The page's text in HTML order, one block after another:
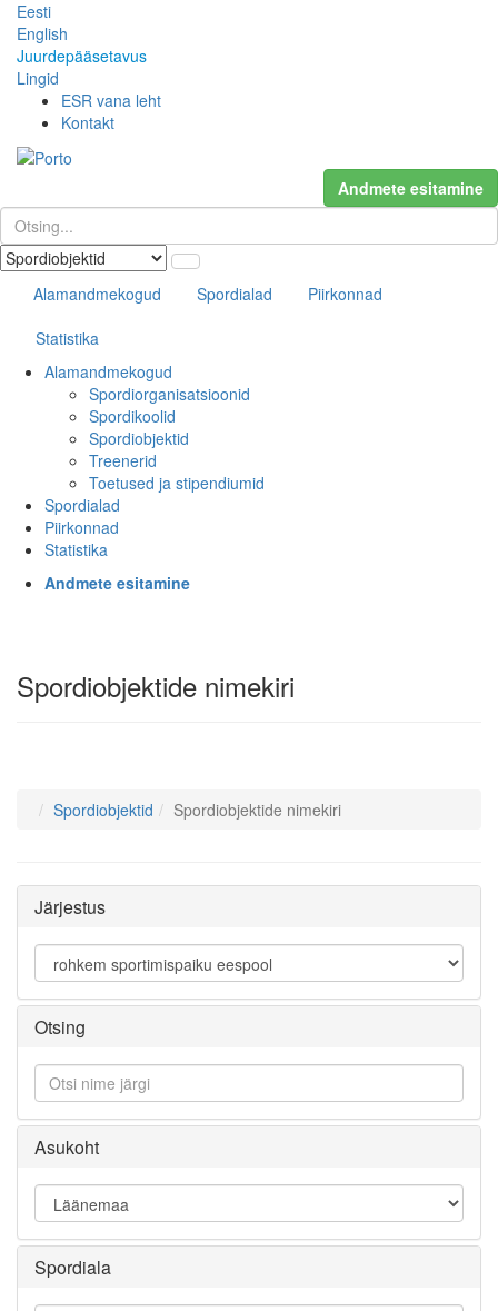
Eesti
English
Juurdepääsetavus
Lingid
ESR vana leht
Kontakt
Andmete esitamine
Alamandmekogud Spordialad
Piirkonnad
Statistika
Alamandmekogud
Spordiorganisatsioonid
Spordikoolid
Spordiobjektid
Treenerid
Toetused ja stipendiumid
Spordialad
Piirkonnad
Statistika
Andmete esitamine
Spordiobjektide nimekiri
Spordiobjektid Spordiobjektide nimekiri
Järjestus
Otsing
Asukoht
Spordiala